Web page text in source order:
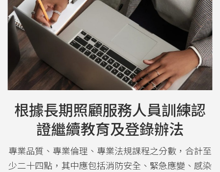
根據長期照顧服務人員訓練認
證繼續教育及登錄辦法
專業品質、專業倫理、專業法規課程之分數，合計至
少二十四點，其中應包括消防安全、緊急應變、感染